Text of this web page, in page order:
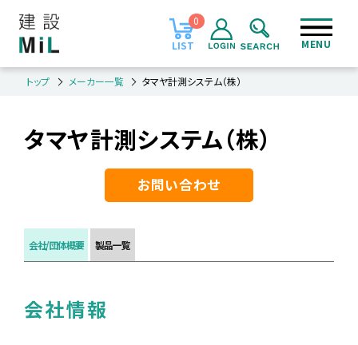
LIST
0
MENU
トップ メーカー一覧 タマヤ計測システム（株）
タマヤ計測システム（株）
お問い合わせ
会社/団体概要 製品一覧
会社情報